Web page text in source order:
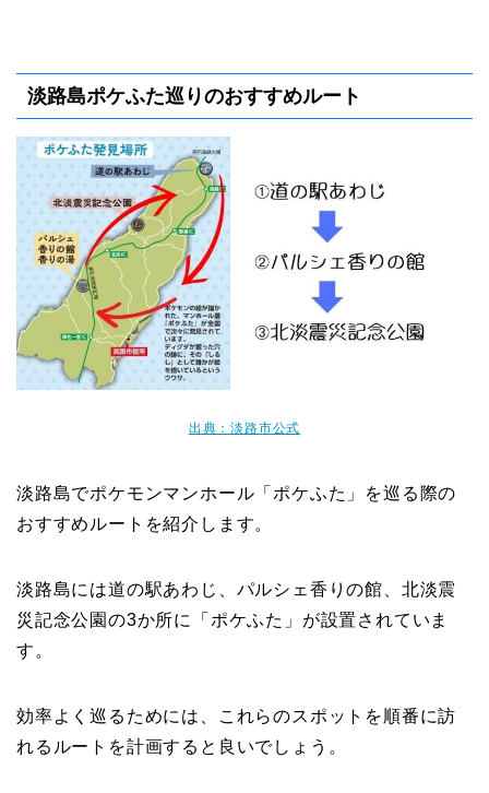
淡路島ポケふた巡りのおすすめルート
出典：淡路市公式
淡路島でポケモンマンホール「ポケふた」を巡る際の
おすすめルートを紹介します。
淡路島には道の駅あわじ、パルシェ香りの館、北淡震
災記念公園の3か所に「ポケふた」が設置されていま
す。
効率よく巡るためには、これらのスポットを順番に訪
れるルートを計画すると良いでしょう。